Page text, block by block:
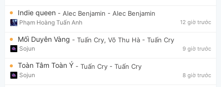
Indie queen - Alec Benjamin - Alec Benjamin
Phạm Hoàng Tuấn Anh 12 giờ trước
Mối Duyên Vàng - Tuấn Cry, Võ Thu Hà - Tuấn Cry
Sojun 9 giờ trước
Toàn Tâm Toàn Ý - Tuấn Cry - Tuấn Cry
Sojun 8 giờ trước